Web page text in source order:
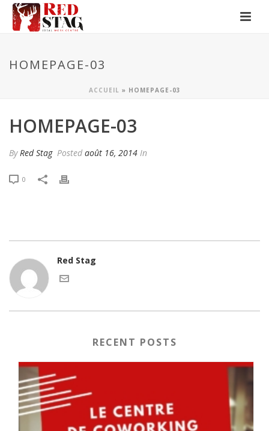
HOMEPAGE-03
ACCUEIL » HOMEPAGE-03
HOMEPAGE-03
ByRed Stag Posted août 16, 2014 In
0
Red Stag
RECENT POSTS